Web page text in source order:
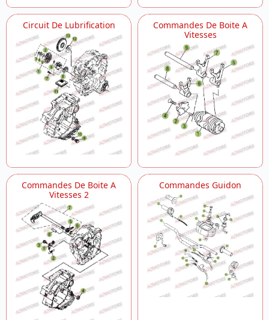
Circuit De Lubrification
Commandes De Boite A
Vitesses
Commandes De Boite A
Vitesses 2
Commandes Guidon